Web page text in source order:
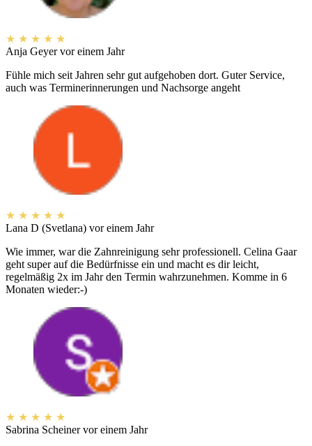
★ ★ ★ ★ ★
Anja Geyer vor einem Jahr
Fühle mich seit Jahren sehr gut aufgehoben dort. Guter Service,
auch was Terminerinnerungen und Nachsorge angeht
★ ★ ★ ★ ★
Lana D (Svetlana) vor einem Jahr
Wie immer, war die Zahnreinigung sehr professionell. Celina Gaar
geht super auf die Bedürfnisse ein und macht es dir leicht,
regelmäßig 2x im Jahr den Termin wahrzunehmen. Komme in 6
Monaten wieder:-)
★ ★ ★ ★ ★
Sabrina Scheiner vor einem Jahr